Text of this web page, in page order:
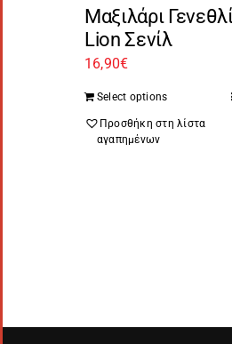
Μαξιλάρι
Lion Σενίλ
16,90€
Select options
Προσθήκη στη λίστα
αγαπημένων